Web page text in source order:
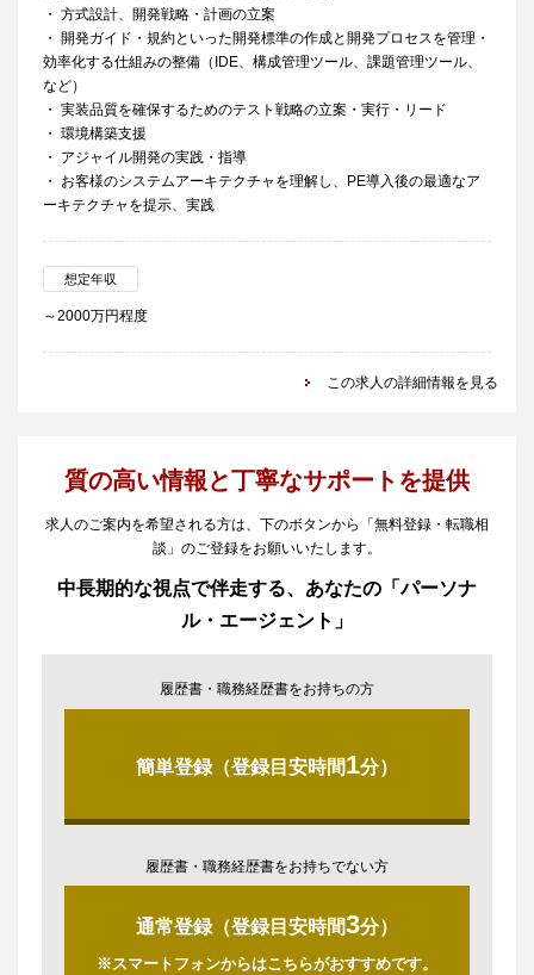
・ 方式設計、開発戦略・計画の立案
・ 開発ガイド・規約といった開発標準の作成と開発プロセスを管理・
効率化する仕組みの整備（IDE、構成管理ツール、課題管理ツール、
など）
・ 実装品質を確保するためのテスト戦略の立案・実行・リード
・ 環境構築支援
・ アジャイル開発の実践・指導
・ お客様のシステムアーキテクチャを理解し、PE導入後の最適なア
ーキテクチャを提示、実践
想定年収
～2000万円程度
この求人の詳細情報を見る
質の高い情報と丁寧なサポートを提供
求人のご案内を希望される方は、下のボタンから「無料登録・転職相
談」のご登録をお願いいたします。
中長期的な視点で伴走する、あなたの「パーソナ
ル・エージェント」
履歴書・職務経歴書をお持ちの方
簡単登録（登録目安時間1分）
履歴書・職務経歴書をお持ちでない方
通常登録（登録目安時間3分）
※スマートフォンからはこちらがおすすめです。